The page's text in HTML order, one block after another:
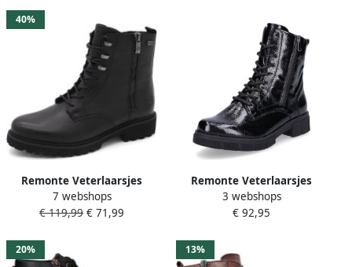
40%
Remonte Veterlaarsjes
Veterboots enkellaarsjes
met waterafstotend TEX-
7 webshops
€ 119,99 € 71,99
Remonte Veterlaarsjes
Veterboots enkellaarsjes
profielzool met glitter-
3 webshops
€ 92,95
20% 13%